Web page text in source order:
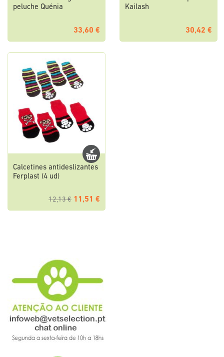
peluche Quénia
33,60 €
Kailash
30,42 €
Calcetines antideslizantes
Ferplast (4 ud)
12,13 € 11,51 €